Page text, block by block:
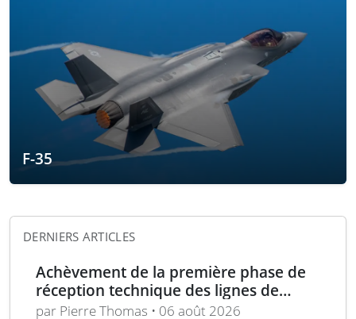
F-35
DERNIERS ARTICLES
Achèvement de la première phase de
réception technique des lignes de
production d’armement gros calibre
par Pierre Thomas • 06 août 2026